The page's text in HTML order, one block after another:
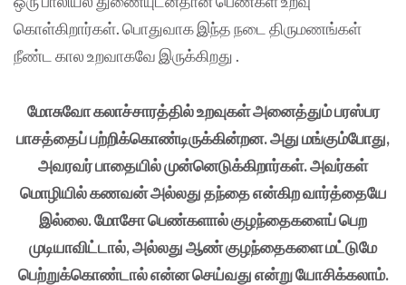
கொள்கிறார்கள். பொதுவாக இந்த நடை திருமணங்கள்
நீண்ட கால உறவாகவே இருக்கிறது .
மோசுவோ கலாச்சாரத்தில் உறவுகள் அனைத்தும் பரஸ்பர
பாசத்தைப் பற்றிக்கொண்டிருக்கின்றன. அது மங்கும்போது,
அவரவர் பாதையில் முன்னெடுக்கிறார்கள். அவர்கள்
மொழியில் கணவன் அல்லது தந்தை என்கிற வார்த்தையே
இல்லை. மோசோ பெண்களால் குழந்தைகளைப் பெற
முடியாவிட்டால், அல்லது ஆண் குழந்தைகளை மட்டுமே
பெற்றுக்கொண்டால் என்ன செய்வது என்று யோசிக்கலாம்.